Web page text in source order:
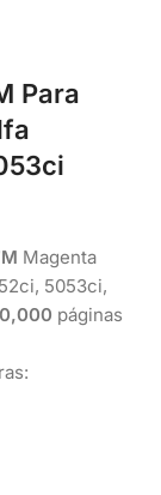
Para
Magenta
5053ci,
páginas